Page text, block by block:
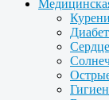
Диабет
Сердце